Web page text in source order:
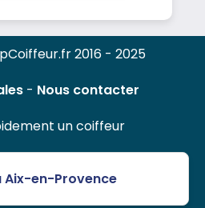
2016 - 2025
- Nous contacter
un coiffeur
Aix-en-Provence